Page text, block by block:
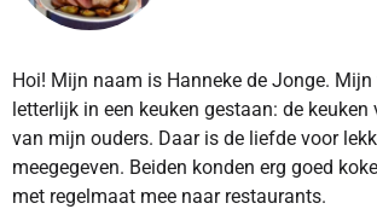
Hoi! Mijn naam is Hanneke de Jonge.
letterlijk in een keuken gestaan: de
van mijn ouders. Daar is de liefde voor
meegegeven. Beiden konden erg goed
met regelmaat mee naar restaurants.